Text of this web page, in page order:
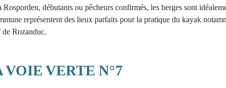
débutants ou pêcheurs confirmés, les berges sont
représentent des lieux parfaits pour la pratique du kayak
de Rozanduc.
VERTE N°7